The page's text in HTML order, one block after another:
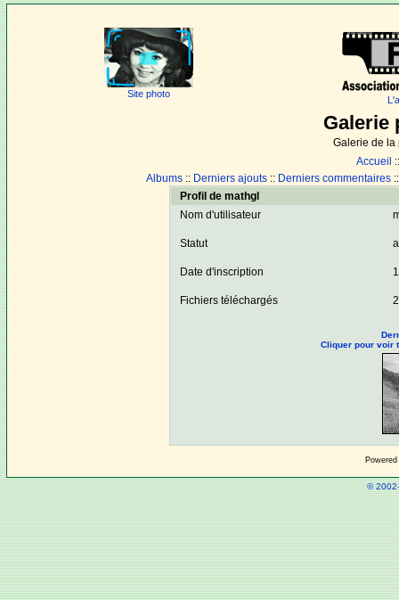
Site photo
Galerie
Galerie de la
Accueil
Albums :: Derniers ajouts :: Derniers commentaires
Profil de mathgl
Nom d'utilisateur
Statut
Date d'inscription
Fichiers téléchargés 2
Cliquer pour voir
©